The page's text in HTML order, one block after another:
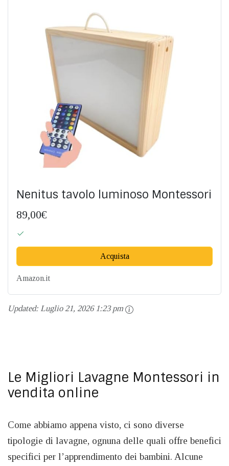
Nenitus tavolo luminoso Montessori
89,00€
Acquista
Amazon.it
Updated: Luglio 21, 2026 1:23 pm
Le Migliori Lavagne Montessori in
vendita online
Come abbiamo appena visto, ci sono diverse
tipologie di lavagne, ognuna delle quali offre benefici
specifici per l’apprendimento dei bambini. Alcune